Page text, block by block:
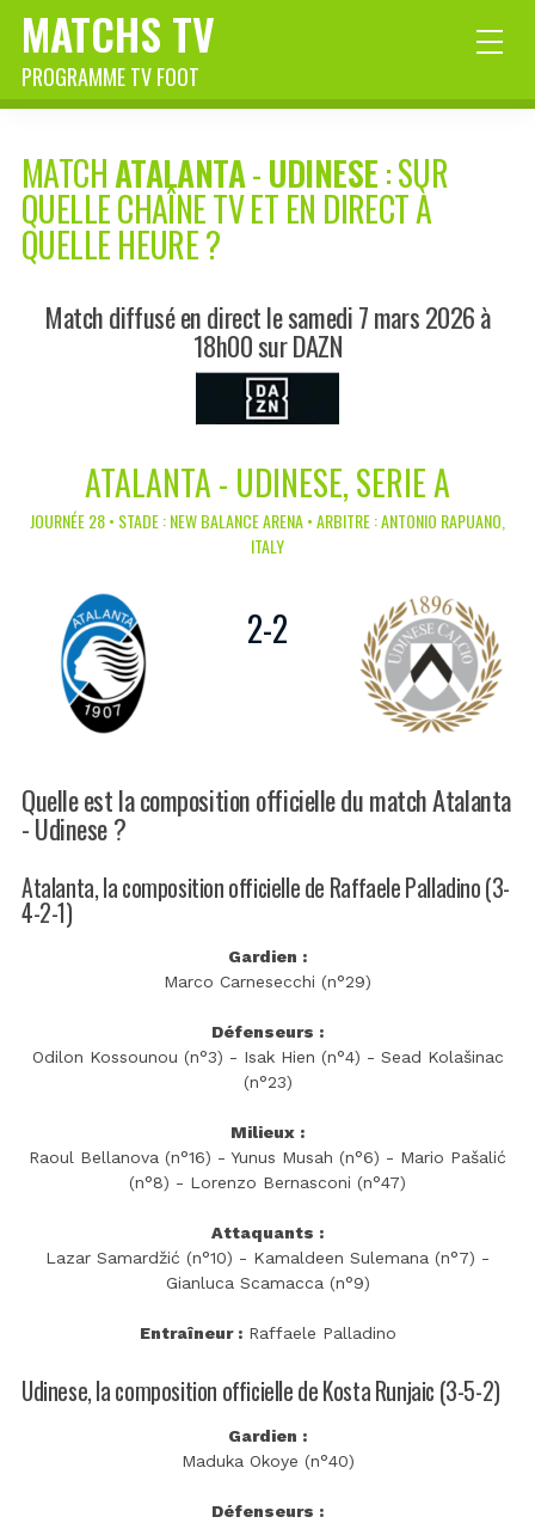
MATCHS TV
PROGRAMME TV FOOT
MATCHATALANTA-UDINESE: SUR
QUELLE CHAÎNE TV ET EN DIRECT À
QUELLE HEURE ?
Match diffusé en direct le samedi 7 mars 2026 à
18h00 sur DAZN
ATALANTA - UDINESE, SERIE A
JOURNÉE 28 • STADE : NEW BALANCE ARENA • ARBITRE : ANTONIO RAPUANO,
ITALY
2-2
Quelle est la composition officielle du match Atalanta
- Udinese ?
Atalanta, la composition officielle de Raffaele Palladino (3-
4-2-1)
Gardien :
Marco Carnesecchi (n°29)
Défenseurs :
Odilon Kossounou (n°3) - Isak Hien (n°4) - Sead Kolašinac
(n°23)
Milieux :
Raoul Bellanova (n°16) - Yunus Musah (n°6) - Mario Pašalić
(n°8) - Lorenzo Bernasconi (n°47)
Attaquants :
Lazar Samardžić (n°10) - Kamaldeen Sulemana (n°7) -
Gianluca Scamacca (n°9)
Entraîneur :Raffaele Palladino
Udinese, la composition officielle de Kosta Runjaic (3-5-2)
Gardien :
Maduka Okoye (n°40)
Défenseurs :